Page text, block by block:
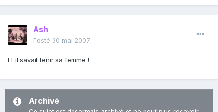
Ash
Posté 30 mai 2007
Et il savait tenir sa femme !
Archivé